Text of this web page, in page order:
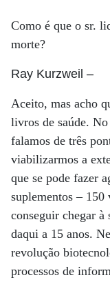
Como é que o sr.
morte?
Ray Kurzweil –
Aceito, mas acho
livros de saúde.
falamos de três
viabilizarmos a
que se pode fazer
suplementos –
conseguir chegar à
daqui a 15 anos.
revolução
processos de